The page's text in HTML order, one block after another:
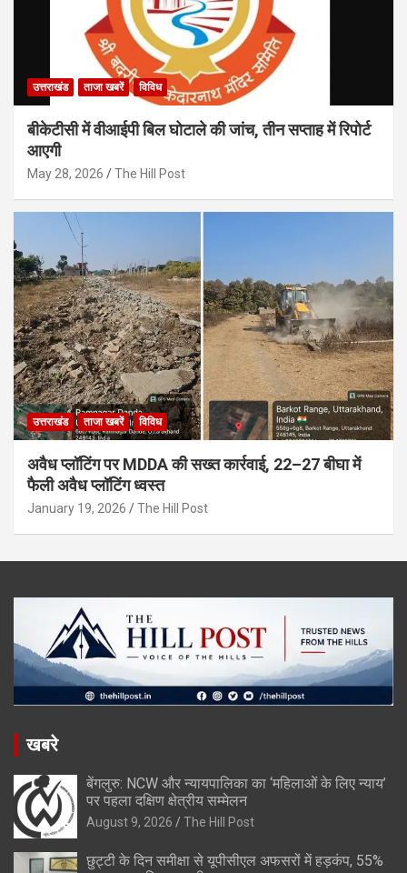
उत्तराखंड ताजा खबरें विविध
बीकेटीसी में वीआईपी बिल घोटाले की जांच, तीन सप्ताह में रिपोर्ट
आएगी
May 28, 2026 The Hill Post
उत्तराखंड ताजा खबरें विविध
अवैध प्लॉटिंग पर MDDA की सख्त कार्रवाई, 22–27 बीघा में
फैली अवैध प्लॉटिंग ध्वस्त
January 19, 2026 The Hill Post
खबरे
बेंगलुरु: NCW और न्यायपालिका का ‘महिलाओं के लिए न्याय’
पर पहला दक्षिण क्षेत्रीय सम्मेलन
August 9, 2026 The Hill Post
छुट्टी के दिन समीक्षा से यूपीसीएल अफसरों में हड़कंप, 55%